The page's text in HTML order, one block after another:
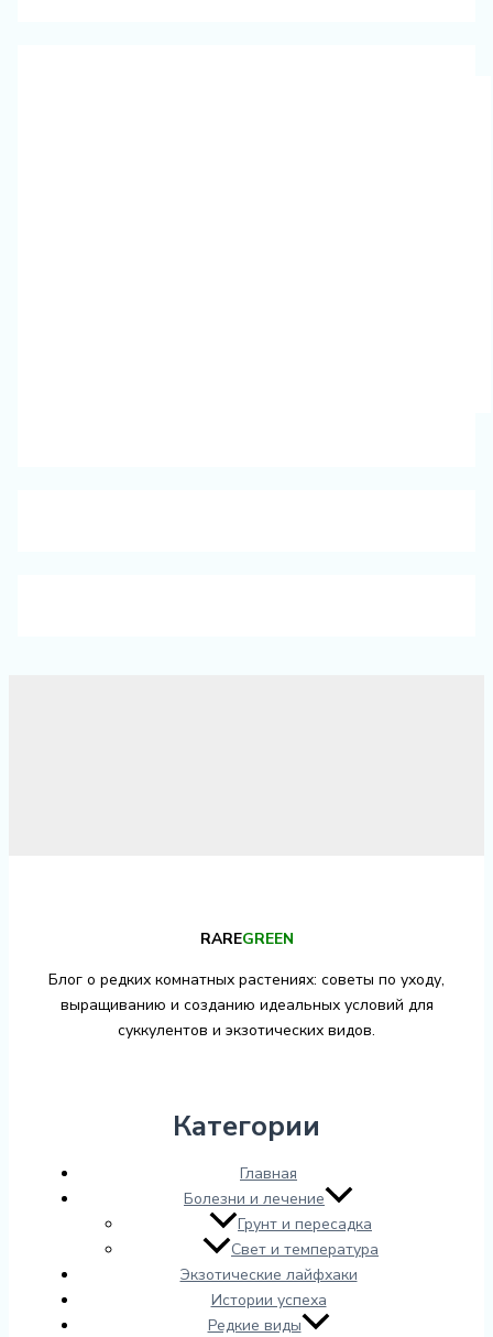
RAREGREEN
Блог о редких комнатных растениях: советы по уходу,
выращиванию и созданию идеальных условий для
суккулентов и экзотических видов.
Категории
Главная
Болезни и лечение
Грунт и пересадка
Свет и температура
Экзотические лайфхаки
Истории успеха
Редкие виды